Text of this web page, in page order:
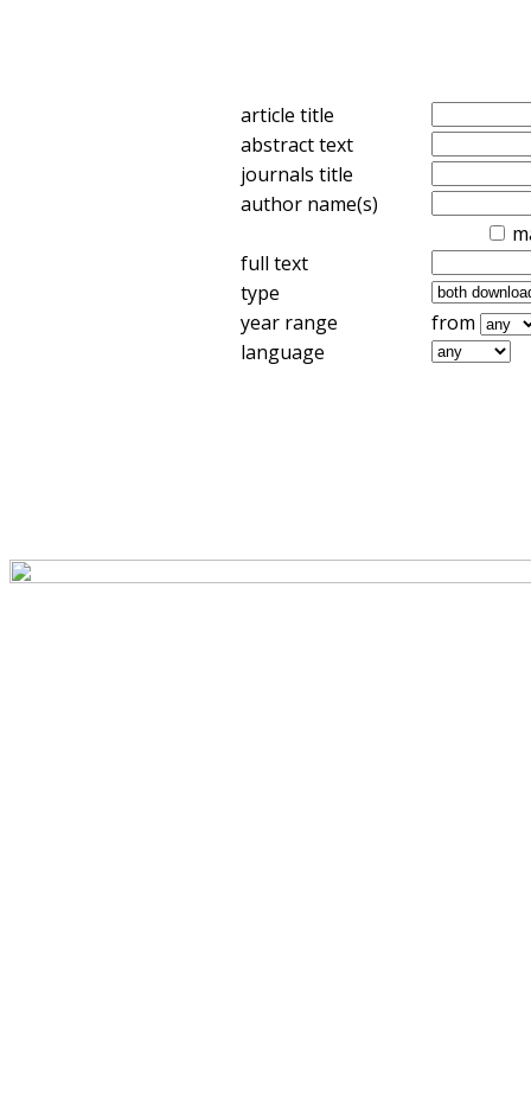
article title
abstract text
journals title
author name(s)
full text
type
year range
from
language